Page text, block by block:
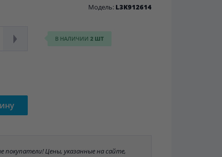
Модель: L3K912614
В НАЛИЧИИ 2 ШТ
покупатели! Цены, указанные на сайте,